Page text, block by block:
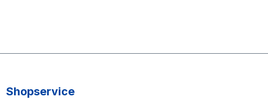
Shopservice